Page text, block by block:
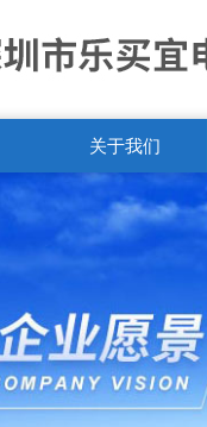
关于我们